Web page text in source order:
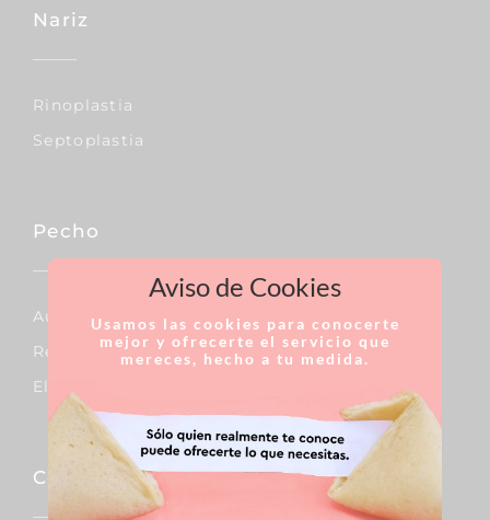
Nariz
Rinoplastia
Septoplastia
Pecho
Aumento De Pecho
Reducción De Pecho
Elevación De Pecho
Corporal
Aviso de Cookies
Usamos las cookies para conocerte
mejor y ofrecerte el servicio que
mereces, hecho a tu medida.